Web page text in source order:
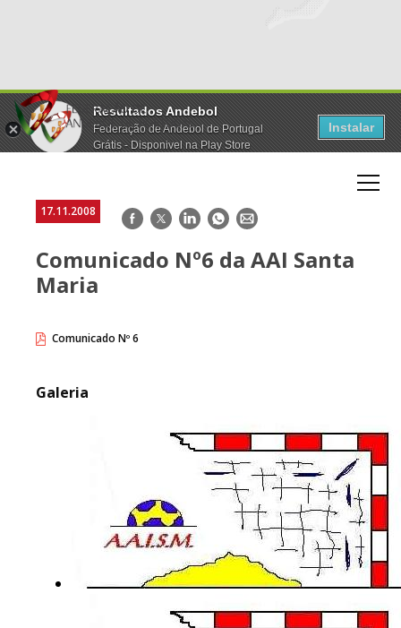
Resultados Andebol
Federação de Andebol de Portugal
Grátis - Disponivel na Play Store
Instalar
17.11.2008 Facebook
TwitterLinkedInWhatsApp
E-
Comunicado Nº6 da AAI Santa
Maria
Comunicado Nº 6
Galeria